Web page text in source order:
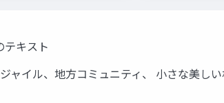
テキスト
ャイル、地方コミュニティ、 小さな美し